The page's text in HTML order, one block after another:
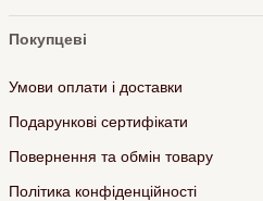
Покупцеві
Умови оплати і доставки
Подарункові сертифікати
Повернення та обмін товару
Політика конфіденційності